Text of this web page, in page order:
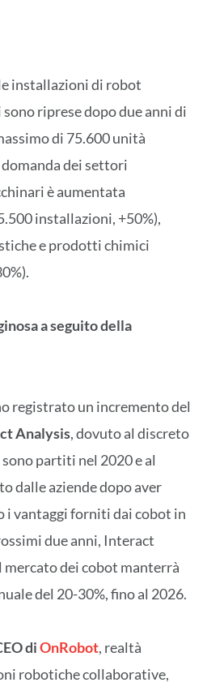
installazioni di robot
riprese dopo due anni di
di 75.600 unità
dei settori
è aumentata
installazioni, +50%),
e prodotti chimici
a seguito della
registrato un incremento del
Analysis, dovuto al discreto
partiti nel 2020 e al
dalle aziende dopo aver
i vantaggi forniti dai cobot in
due anni, Interact
mercato dei cobot manterrà
del 20-30%, fino al 2026.
diOnRobot, realtà
robotiche collaborative,